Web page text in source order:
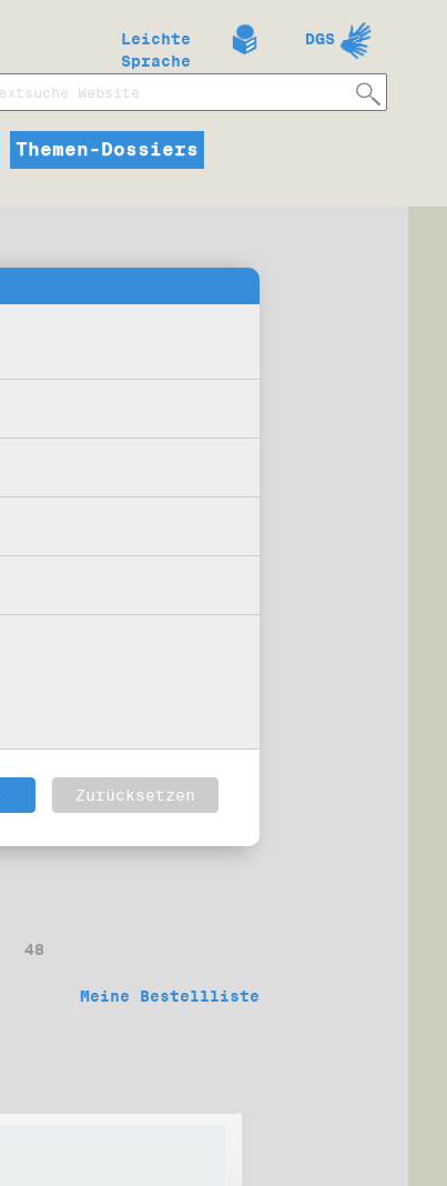
Leichte
Sprache
DGS
Themen-Dossiers
48
Meine Bestellliste